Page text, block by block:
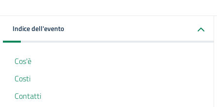
Indice dell'evento
Cos'è
Costi
Contatti